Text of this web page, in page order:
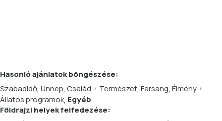
Hasonlóajánlatokböngészése:
Szabadidő, Ünnep, Család Természet, Farsang, Élmény
Állatos programok, Egyéb
Földrajzi helyek felfedezése: